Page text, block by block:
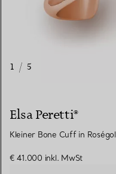
1 / 5
Elsa Peretti®
Kleiner Bone Cuff in
€ 41.000 inkl. MwSt